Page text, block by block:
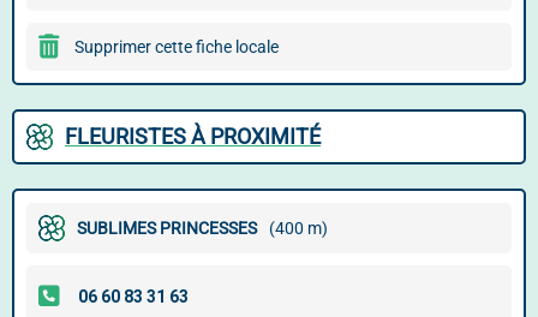
Supprimer cette fiche locale
FLEURISTES À PROXIMITÉ
SUBLIMES PRINCESSES (400 m)